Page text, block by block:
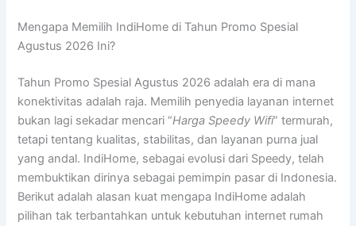
Mengapa Memilih IndiHome di Tahun Promo Spesial
Agustus 2026 Ini?
Tahun Promo Spesial Agustus 2026 adalah era di mana
konektivitas adalah raja. Memilih penyedia layanan internet
bukan lagi sekadar mencari “Harga Speedy Wifi” termurah,
tetapi tentang kualitas, stabilitas, dan layanan purna jual
yang andal. IndiHome, sebagai evolusi dari Speedy, telah
membuktikan dirinya sebagai pemimpin pasar di Indonesia.
Berikut adalah alasan kuat mengapa IndiHome adalah
pilihan tak terbantahkan untuk kebutuhan internet rumah